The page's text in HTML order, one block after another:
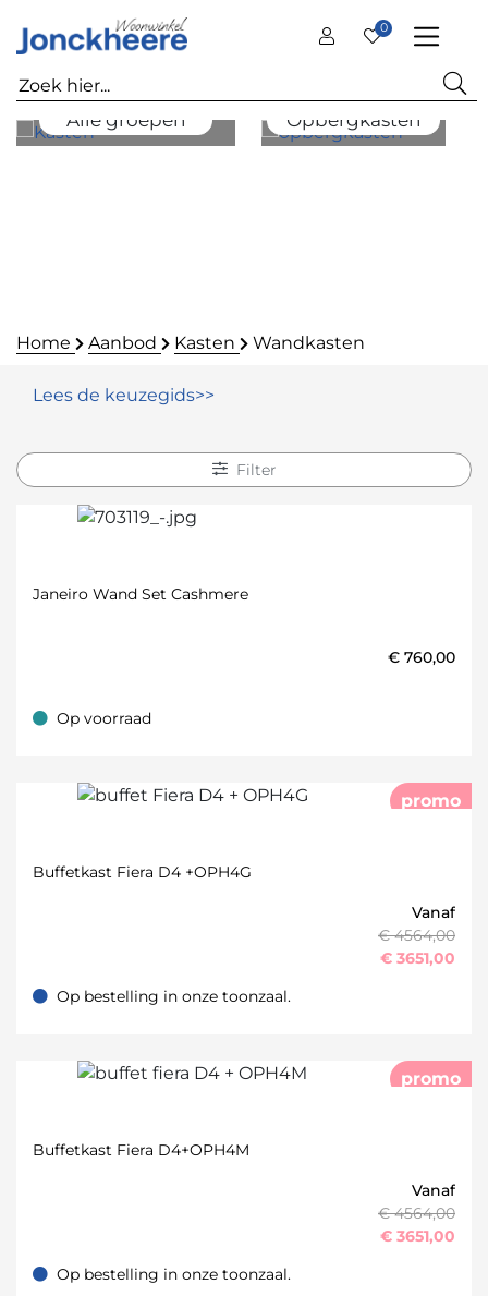
0
Alle groepen Opbergkasten
Home Aanbod Kasten Wandkasten
Lees de keuzegids>>
Filter
Janeiro Wand Set Cashmere
€ 760,00
Op voorraad
Op voorraad
promo
Buffetkast Fiera D4 +OPH4G
Vanaf
€ 4564,00
€ 3651,00
Op bestelling in onze toonzaal.
Op bestelling in onze toonzaal.
promo
Buffetkast Fiera D4+OPH4M
Vanaf
€ 4564,00
€ 3651,00
Op bestelling in onze toonzaal.
Op bestelling in onze toonzaal.